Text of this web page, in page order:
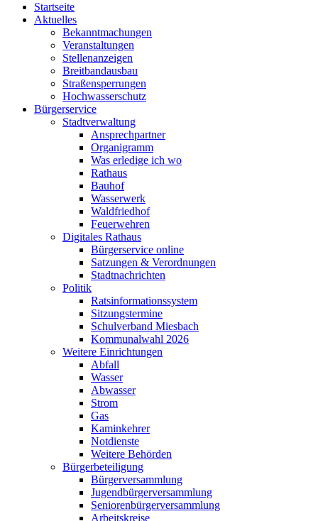
Startseite
Aktuelles
Bekanntmachungen
Veranstaltungen
Stellenanzeigen
Breitbandausbau
Straßensperrungen
Hochwasserschutz
Bürgerservice
Stadtverwaltung
Ansprechpartner
Organigramm
Was erledige ich wo
Rathaus
Bauhof
Wasserwerk
Waldfriedhof
Feuerwehren
Digitales Rathaus
Bürgerservice online
Satzungen & Verordnungen
Stadtnachrichten
Politik
Ratsinformationssystem
Sitzungstermine
Schulverband Miesbach
Kommunalwahl 2026
Weitere Einrichtungen
Abfall
Wasser
Abwasser
Strom
Gas
Kaminkehrer
Notdienste
Weitere Behörden
Bürgerbeteiligung
Bürgerversammlung
Jugendbürgerversammlung
Seniorenbürgerversammlung
Arbeitskreise